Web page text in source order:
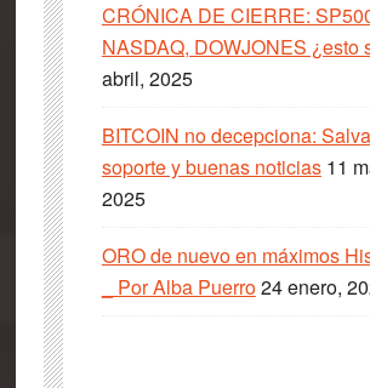
CRÓNICA DE CIERRE:
NASDAQ, DOWJONES ¿esto
abril, 2025
BITCOIN no decepciona:
soporte y buenas noticias 11
2025
ORO de nuevo en máximos
_ Por Alba Puerro24 enero,